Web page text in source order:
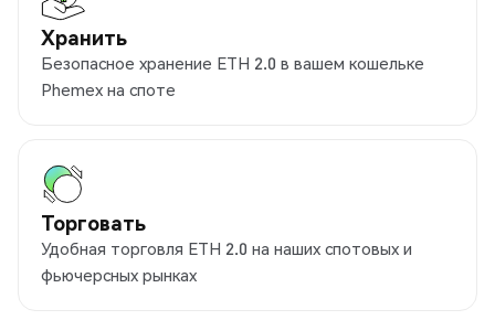
Хранить
Безопасное хранение ETH 2.0 в вашем кошельке
Phemex на споте
Торговать
Удобная торговля ETH 2.0 на наших спотовых и
фьючерсных рынках